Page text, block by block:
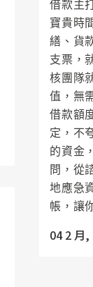
借款主
寶貴時
繕、貨
支票，
核團隊
值，無
借款額
定，不
的資金
問，從
地應急
帳，讓
04 2 月,